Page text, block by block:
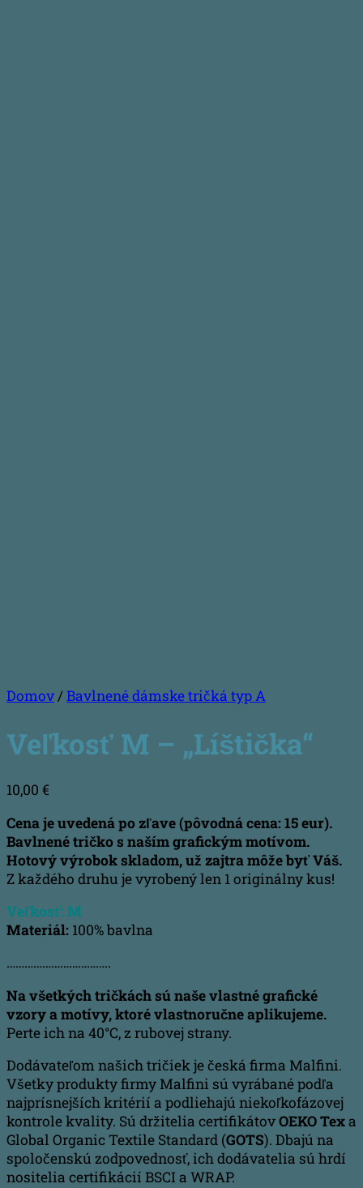
Domov/Bavlnené dámske tričká typ A
Veľkosť M – „Líštička“
10,00 €
Cena je uvedená po zľave (pôvodná cena: 15 eur).
Bavlnené tričko s naším grafickým motívom.
Hotový výrobok skladom, už zajtra môže byť Váš.
Z každého druhu je vyrobený len 1 originálny kus!
Veľkosť: M
Materiál: 100% bavlna
……………………………..
Na všetkých tričkách sú naše vlastné grafické
vzory a motívy, ktoré vlastnoručne aplikujeme.
Perte ich na 40°C, z rubovej strany.
Dodávateľom našich tričiek je česká firma Malfini.
Všetky produkty firmy Malfini sú vyrábané podľa
najprísnejších kritérií a podliehajú niekoľkofázovej
kontrole kvality. Sú držitelia certifikátovOEKO Texa
Global Organic Textile Standard (GOTS). Dbajú na
spoločenskú zodpovednosť, ich dodávatelia sú hrdí
nositelia certifikácií BSCI a WRAP.